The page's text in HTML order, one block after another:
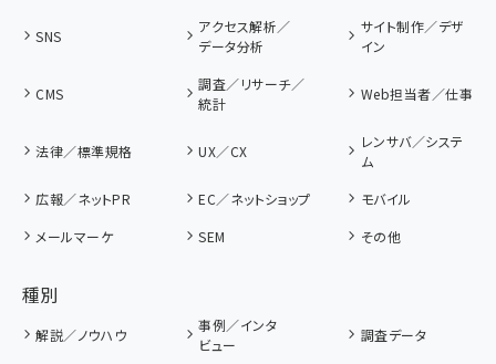
SNS
アクセス解析／
データ分析
サイト制作／デザ
イン
CMS
調査／リサーチ／
統計
Web担当者／仕事
法律／標準規格 UX／CX
レンサバ／システ
ム
広報／ネットPR
EC／ネットショップ
モバイル
メールマーケ
SEM その他
種別
解説／ノウハウ
事例／インタ
ビュー
調査データ